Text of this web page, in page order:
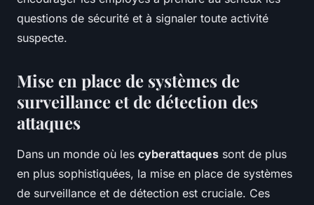
questions de sécurité et à signaler toute activité
suspecte.
Mise en place de systèmes de
surveillance et de détection des
attaques
Dans un monde où les cyberattaques sont de plus
en plus sophistiquées, la mise en place de systèmes
de surveillance et de détection est cruciale. Ces